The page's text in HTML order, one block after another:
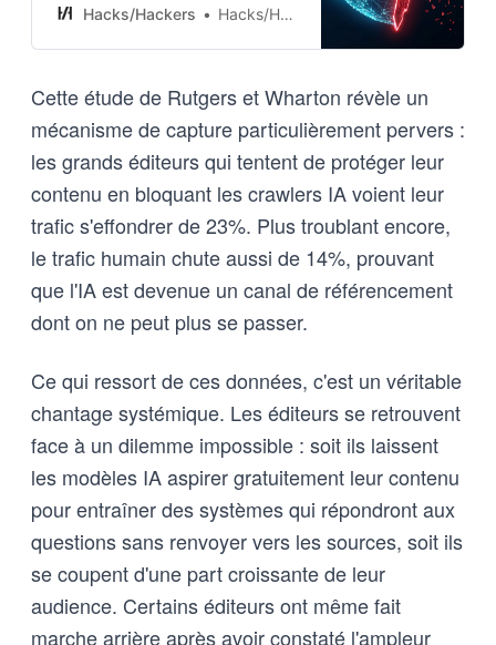
evidence showing large
Hacks/Hackers Hacks/Hackers AI
Cette étude de Rutgers et Wharton révèle un
mécanisme de capture particulièrement pervers :
les grands éditeurs qui tentent de protéger leur
contenu en bloquant les crawlers IA voient leur
trafic s'effondrer de 23%. Plus troublant encore,
le trafic humain chute aussi de 14%, prouvant
que l'IA est devenue un canal de référencement
dont on ne peut plus se passer.
Ce qui ressort de ces données, c'est un véritable
chantage systémique. Les éditeurs se retrouvent
face à un dilemme impossible : soit ils laissent
les modèles IA aspirer gratuitement leur contenu
pour entraîner des systèmes qui répondront aux
questions sans renvoyer vers les sources, soit ils
se coupent d'une part croissante de leur
audience. Certains éditeurs ont même fait
marche arrière après avoir constaté l'ampleur